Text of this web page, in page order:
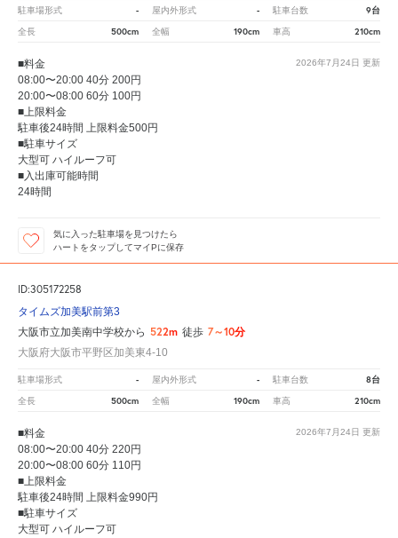
駐車場形式 - 屋内外形式 - 駐車台数 9台
全長 500cm 全幅 190cm 車高 210cm
2026年7月24日 更新
■料金
08:00〜20:00 40分 200円
20:00〜08:00 60分 100円
■上限料金
駐車後24時間 上限料金500円
■駐車サイズ
大型可 ハイルーフ可
■入出庫可能時間
24時間
気に入った駐車場を見つけたら
ハートをタップしてマイPに保存
ID:305172258
タイムズ加美駅前第3
大阪市立加美南中学校から 522m 徒歩 7～10分
大阪府大阪市平野区加美東4-10
駐車場形式 - 屋内外形式 - 駐車台数 8台
全長 500cm 全幅 190cm 車高 210cm
2026年7月24日 更新
■料金
08:00〜20:00 40分 220円
20:00〜08:00 60分 110円
■上限料金
駐車後24時間 上限料金990円
■駐車サイズ
大型可 ハイルーフ可